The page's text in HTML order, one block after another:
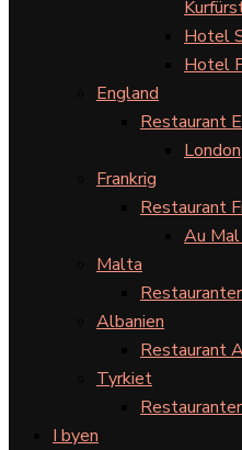
Hotel
Hotel
England
Restaurant
London
Frankrig
Restaurant
Au Mal
Malta
Albanien
Restaurant
Tyrkiet
I byen